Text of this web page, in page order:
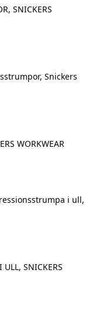
SNICKERS
WORKWEAR
ULL, SNICKERS